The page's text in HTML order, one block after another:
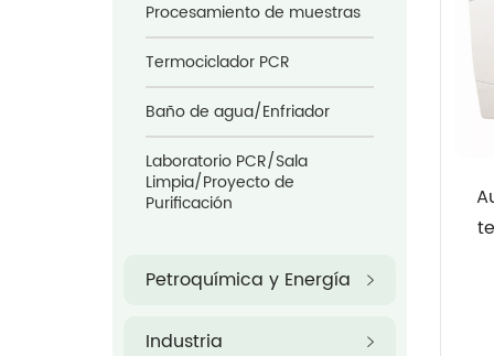
Procesamiento de muestras
Termociclador PCR
Baño de agua/Enfriador
Laboratorio PCR/Sala
Limpia/Proyecto de
Purificación
Petroquímica y Energía
Industria